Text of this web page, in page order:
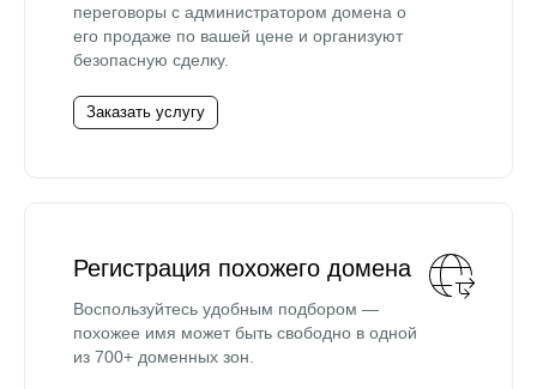
переговоры с администратором домена о
его продаже по вашей цене и организуют
безопасную сделку.
Заказать услугу
Регистрация похожего домена
Воспользуйтесь удобным подбором —
похожее имя может быть свободно в одной
из 700+ доменных зон.